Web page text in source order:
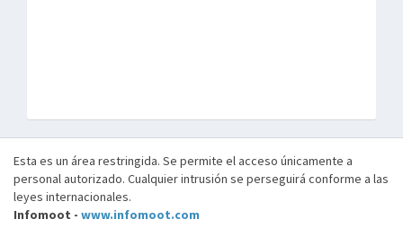
Esta es un área restringida. Se permite el acceso únicamente a
personal autorizado. Cualquier intrusión se perseguirá conforme a las
leyes internacionales.
Infomoot - www.infomoot.com